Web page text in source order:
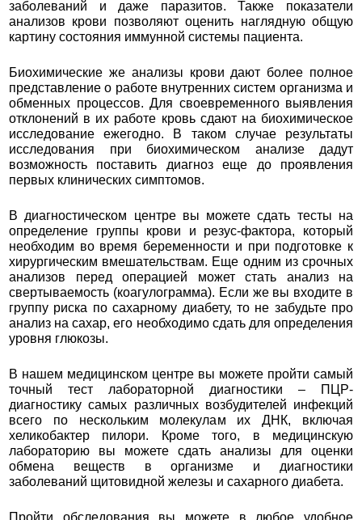
заболеваний и даже паразитов. Также показатели
анализов крови позволяют оценить наглядную общую
картину состояния иммунной системы пациента.
Биохимические же анализы крови дают более полное
представление о работе внутренних систем организма и
обменных процессов. Для своевременного выявления
отклонений в их работе кровь сдают на биохимическое
исследование ежегодно. В таком случае результаты
исследования при биохимическом анализе дадут
возможность поставить диагноз еще до проявления
первых клинических симптомов.
В диагностическом центре вы можете сдать тесты на
определение группы крови и резус-фактора, который
необходим во время беременности и при подготовке к
хирургическим вмешательствам. Еще одним из срочных
анализов перед операцией может стать анализ на
свертываемость (коагулограмма). Если же вы входите в
группу риска по сахарному диабету, то не забудьте про
анализ на сахар, его необходимо сдать для определения
уровня глюкозы.
В нашем медицинском центре вы можете пройти самый
точный тест лабораторной диагностики – ПЦР-
диагностику самых различных возбудителей инфекций
всего по нескольким молекулам их ДНК, включая
хеликобактер пилори. Кроме того, в медицинскую
лабораторию вы можете сдать анализы для оценки
обмена веществ в организме и диагностики
заболеваний щитовидной железы и сахарного диабета.
Пройти обследования вы можете в любое удобное